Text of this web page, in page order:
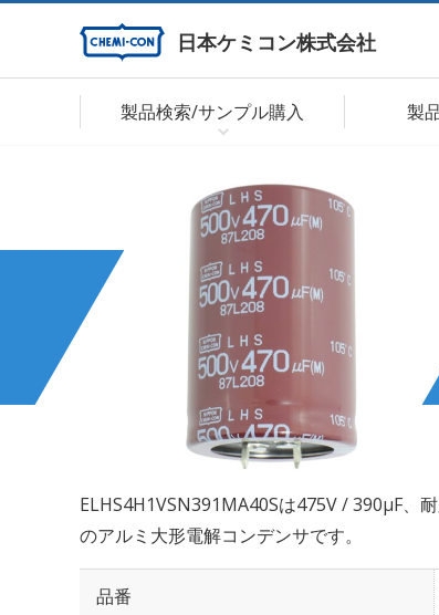
日本ケミコン株式会社
製品検索/サンプル購入 製
ELHS4H1VSN391MA40Sは475V / 390µF、
のアルミ大形電解コンデンサです。
品番